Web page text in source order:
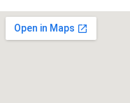
menggunakan
komitmen sekolah
berbahasa asing bagi